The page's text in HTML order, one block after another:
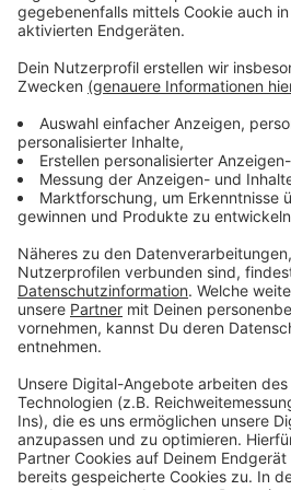
am Pfingstsamstag in den
im gesamten Stadtgebiet aber
Konzerte geben.
Anzeige
Weitere Infos und Links
Anzeige
Alle Infos zur Jazz-Rally und
So haben wir im vergangenen
Anzeige